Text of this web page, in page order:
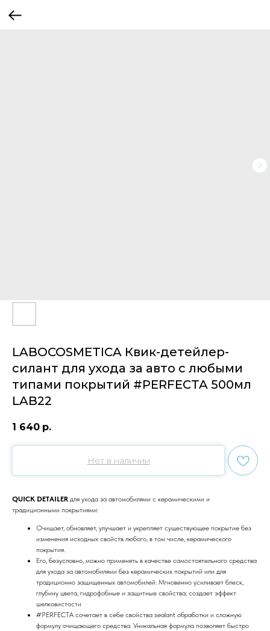
LABOCOSMETICA Квик-детейлер-
силант для ухода за авто с любыми
типами покрытий #PERFECTA 500мл
LAB22
1 640 р.
Нет в наличии
QUICK DETAILER для ухода за автомобилями с керамическими и
традиционными покрытиями:
Очищает, обновляет, улучшает и укрепляет существующее покрытие без
изменения исходных свойств любого, в том числе, керамического
покрытия.
Его, безусловно, можно применять в качестве самостоятельного средства
для ухода за автомобилями без керамических покрытий или для
традиционно защищенных автомобилей. Мгновенно усиливает блеск,
глубину цвета, гидрофобные и защитные свойства; создает эффект
шелковистости
#PERFECTA сочетает в себе свойства sealant обработки и сложную
формулу очищающего средства. Уникальная формула позволяет быстро